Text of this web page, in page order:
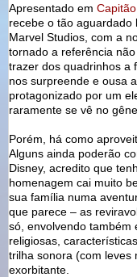
Apresentado em
recebe o tão aguardado
Marvel Studios, com a
tornado a referência
trazer dos quadrinhos a
nos surpreende e ousa
protagonizado por um
raramente se vê no
Porém, há como
Alguns ainda poderão
Disney, acredito que
homenagem cai muito
sua família numa
que parece – as
só, envolvendo
religiosas,
trilha sonora (com
exorbitante.